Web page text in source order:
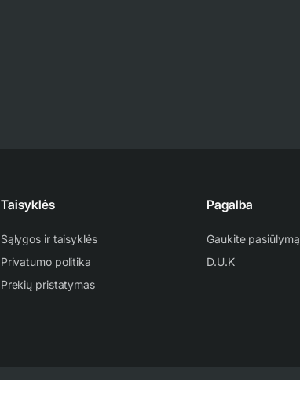
Taisyklės
Sąlygos ir taisyklės
Privatumo politika
Prekių pristatymas
Pagalba
Gaukite pasiūlymą
D.U.K